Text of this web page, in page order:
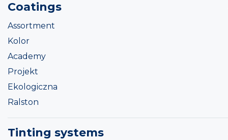
Coatings
Assortment
Kolor
Academy
Projekt
Ekologiczna
Ralston
Tinting systems